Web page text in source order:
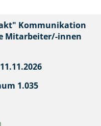
Kommunikation
Mitarbeiter/-innen
11.11.2026
1.035